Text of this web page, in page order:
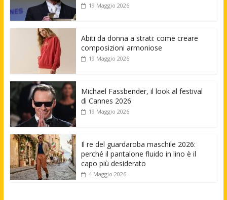
19 Maggio 2026
Abiti da donna a strati: come creare
composizioni armoniose
19 Maggio 2026
Michael Fassbender, il look al festival
di Cannes 2026
19 Maggio 2026
Il re del guardaroba maschile 2026:
perché il pantalone fluido in lino è il
capo più desiderato
4 Maggio 2026